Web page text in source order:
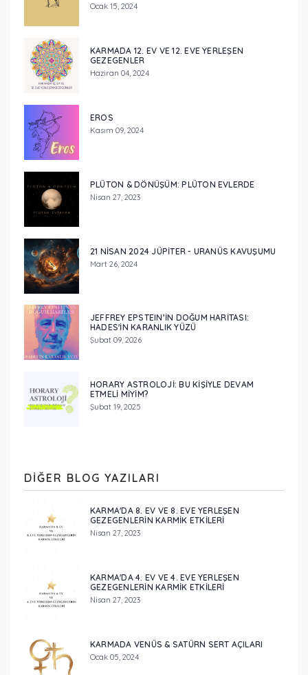
Ocak 15, 2024
KARMADA 12. EV VE 12. EVE YERLEŞEN
GEZEGENLER
Haziran 04, 2024
EROS
Kasım 09, 2024
PLÜTON & DÖNÜŞÜM: PLÜTON EVLERDE
Nisan 27, 2023
21 NISAN 2024 JÜPITER - URANÜS KAVUŞUMU
Mart 26, 2024
JEFFREY EPSTEIN’IN DOĞUM HARITASI:
HADES'IN KARANLIK YÜZÜ
Şubat 09, 2026
HORARY ASTROLOJI: BU KIŞIYLE DEVAM
ETMELI MIYIM?
Şubat 19, 2025
DIĞER BLOG YAZILARI
KARMA'DA 8. EV VE 8. EVE YERLEŞEN
GEZEGENLERİN KARMİK ETKİLERİ
Nisan 27, 2023
KARMA'DA 4. EV VE 4. EVE YERLEŞEN
GEZEGENLERİN KARMİK ETKİLERİ
Nisan 27, 2023
KARMADA VENÜS & SATÜRN SERT AÇILARI
Ocak 05, 2024